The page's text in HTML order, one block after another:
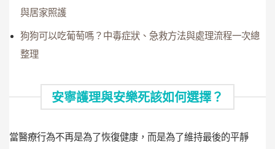
與居家照護
狗狗可以吃葡萄嗎？中毒症狀、急救方法與處理流程一次總
整理
安寧護理與安樂死該如何選擇？
當醫療行為不再是為了恢復健康，而是為了維持最後的平靜